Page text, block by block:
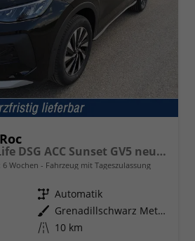
1.5 eTSI 110 kW Life DSG ACC Sunset GV5 neues Modell
6 Wochen Fahrzeug mit Tageszulassung
Getriebe Automatik
Außenfarbe
Grenadillschwarz Metallic
Kilometerstand 10 km